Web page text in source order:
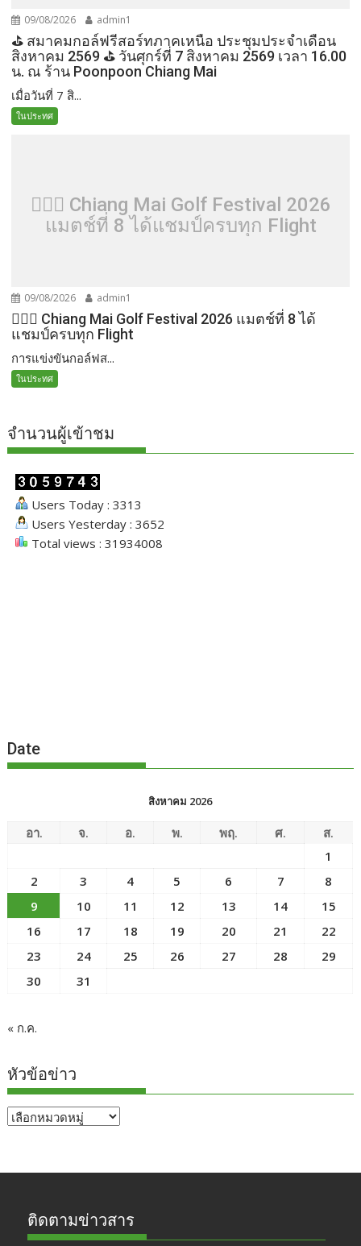
09/08/2026 admin1
⛳️ สมาคมกอล์ฟรีสอร์ทภาคเหนือ ประชุมประจำเดือน
สิงหาคม 2569 ⛳️ วันศุกร์ที่ 7 สิงหาคม 2569 เวลา 16.00
น. ณ ร้าน Poonpoon Chiang Mai
เมื่อวันที่ 7 สิ...
ในประทศ
🏌️‍♂️⛳ Chiang Mai Golf Festival 2026
แมตช์ที่ 8 ได้แชมป์ครบทุก Flight
09/08/2026 admin1
🏌️‍♂️⛳ Chiang Mai Golf Festival 2026 แมตช์ที่ 8 ได้
แชมป์ครบทุก Flight
การแข่งขันกอล์ฟส...
ในประทศ
จำนวนผู้เข้าชม
Users Today : 3313
Users Yesterday : 3652
Total views : 31934008
Date
สิงหาคม 2026
อา. จ. อ. พ. พฤ. ศ.
ส.
1
2
3 4 5 6 7
8
9
10 11 12 13 14
15
16
17 18 19 20 21
22
23
24 25 26 27 28
29
30
31
« ก.ค.
หัวข้อข่าว
หัวข้อ
ติดตามข่าวสาร